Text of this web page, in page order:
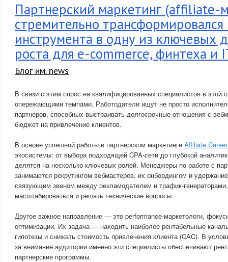
Партнерский маркетинг (affiliate-
стремительно
инструмента в одну из ключевых
роста для e-commerce, финтеха и
Блог им. news
В связи с этим спрос на квалифицированных специалистов в этой
опережающими темпами. Работодатели ищут не просто
партнеров, способных выстраивать долгосрочные отношения с
бюджет на привлечение клиентов.
В основе успешной работы в партнерском маркетинге
экосистемы: от выбора подходящей CPA-сети до глубокой
делятся на несколько ключевых ролей. Менеджеры по работе с
занимаются рекрутингом вебмастеров, их онбордингом и
связующим звеном между рекламодателем и трафик-
масштабироваться и решать технические вопросы.
Другое важное направление — это performance-маркетологи,
оптимизации. Их задача — находить наиболее рентабельные
гипотезы и снижать стоимость привлечения клиента (CAC). В
за внимание аудитории именно эти специалисты обеспечивают
партнерские программы.